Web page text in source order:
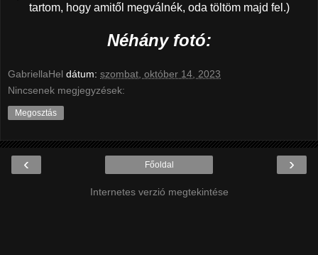
tartom, hogy amitől megválnék, oda töltöm majd fel.)
Néhány fotó:
GabriellaHel dátum: szombat, október 14, 2023
Nincsenek megjegyzések:
Megosztás
‹ ›
Főoldal
Internetes verzió megtekintése